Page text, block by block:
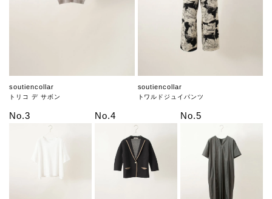
soutiencollar
トリコ デ サボン
soutiencollar
トワルドジュイパンツ
No.3 No.4 No.5